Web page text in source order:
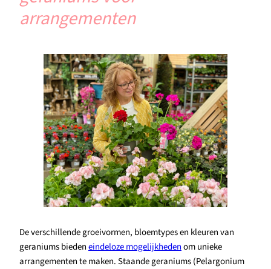
arrangementen
De verschillende groeivormen, bloemtypes en kleuren van
geraniums biedeneindeloze mogelijkhedenom unieke
arrangementen te maken. Staande geraniums (Pelargonium